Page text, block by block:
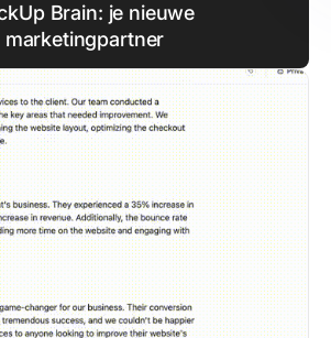
Brain: je nieuwe
marketingpartner